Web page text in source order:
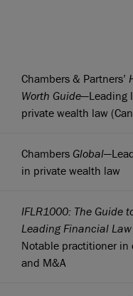
Chambers & Partners’
Worth Guide—Leading
private wealth law
Chambers Global
in private wealth law
IFLR1000: The Guide
Leading Financial
Notable practitioner in
and M&A